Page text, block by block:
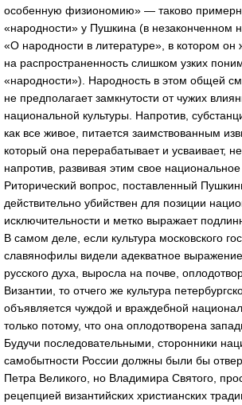
особенную физиономию» — таково
«народности» у Пушкина (в незаконченном
«О народности в литературе», в котором он
на распространенность слишком узких
«народности»). Народность в этом общей
не предполагает замкнутости от чужих
национальной культуры. Напротив,
как все живое, питается заимствованным
который она перерабатывает и усваивает, не
напротив, развивая этим свое национальное
Риторический вопрос, поставленный
действительно убийствен для позиции
исключительности и метко выражает
В самом деле, если культура московского
славянофилы видели адекватное
русского духа, выросла на почве,
Византии, то отчего же культура
объявляется чуждой и враждебной
только потому, что она оплодотворена
Будучи последовательными, сторонники
самобытности России должны были бы
Петра Великого, но Владимира Святого,
рецепцией византийских христианских